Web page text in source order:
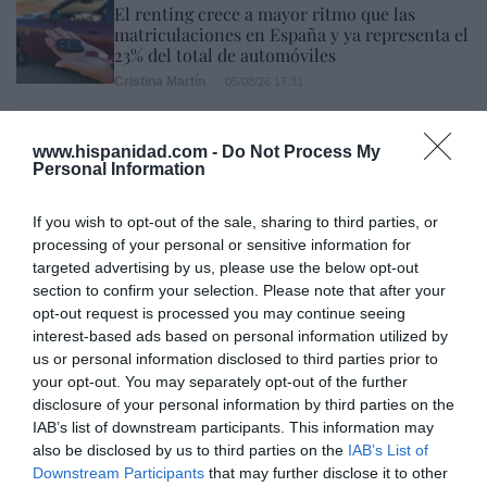
www.hispanidad.com - Do Not Process My
Personal Information
If you wish to opt-out of the sale, sharing to third parties, or
processing of your personal or sensitive information for
targeted advertising by us, please use the below opt-out
section to confirm your selection. Please note that after your
opt-out request is processed you may continue seeing
interest-based ads based on personal information utilized by
us or personal information disclosed to third parties prior to
your opt-out. You may separately opt-out of the further
disclosure of your personal information by third parties on the
IAB’s list of downstream participants. This information may
also be disclosed by us to third parties on the IAB’s List of
Downstream Participants that may further disclose it to other
El renting crece a mayor ritmo que las
matriculaciones en España y ya representa el
23% del total de automóviles
Los precios de la vivienda suben un 15,5% en
julio y ya superan a los de la burbuja
Rocío Orizaola 05/08/26 12:30
ECONOMÍA
Toyota eleva previsiones y recomprará
acciones por 5.400 millones, tras elevar
ingresos y beneficio
Cristina Martín 05/08/26 16:00
SOCIEDAD
Invasión de Ceuta. Vecinos denuncian la
violación en manada de una inmigrante
irregular menor de edad: “Hay testigos”
Redacción 05/08/26 12:03